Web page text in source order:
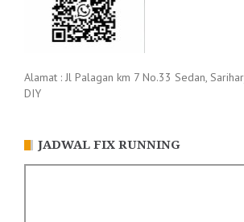
Alamat : Jl Palagan km 7 No.33 Sedan,
DIY
JADWAL FIX RUNNING